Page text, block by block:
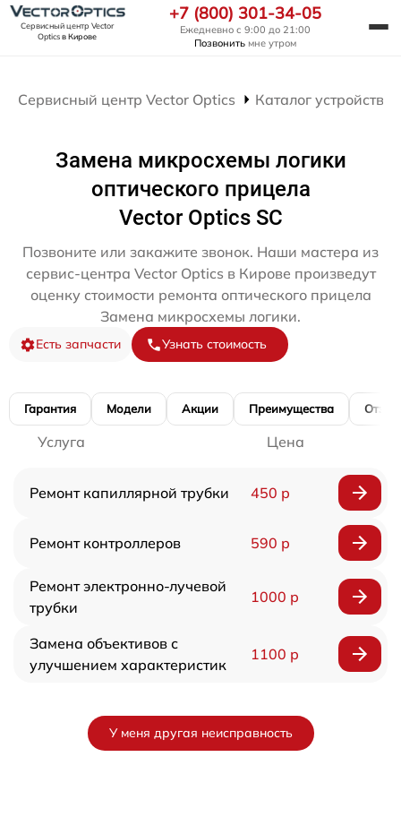
Сервисный центр Vector
Opticsв Кирове
+7 (800) 301-34-05
Ежедневно с 9:00 до 21:00
Позвонить мне утром
Сервисный центр Vector Optics Каталог устройств
Замена микросхемы логики
оптического прицела
Vector Optics SC
Позвоните или закажите звонок. Наши мастера из
сервис-центра Vector Optics в Кирове произведут
оценку стоимости ремонта оптического прицела
Замена микросхемы логики.
Есть запчасти Узнать стоимость
Гарантия Модели Акции Преимущества
Услуга Цена
Ремонт капиллярной трубки 450 р
Ремонт контроллеров 590 р
Ремонт электронно-лучевой
трубки
1000 р
Замена объективов с
улучшением характеристик
1100 р
У меня другая неисправность